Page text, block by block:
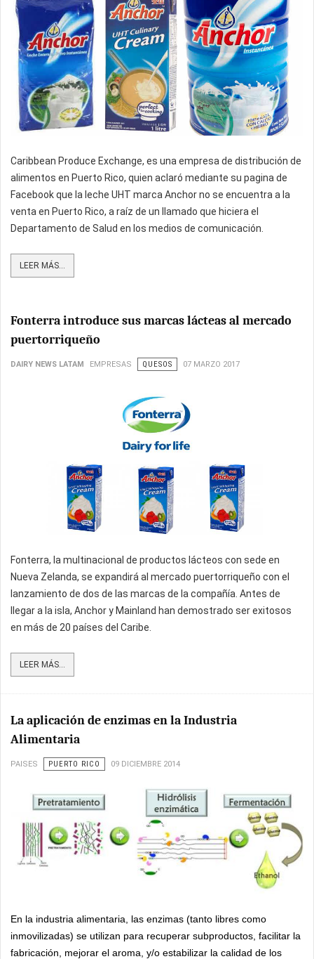
Caribbean Produce Exchange, es una empresa de distribución de
alimentos en Puerto Rico, quien aclaró mediante su pagina de
Facebook que la leche UHT marca Anchor no se encuentra a la
venta en Puerto Rico, a raíz de un llamado que hiciera el
Departamento de Salud en los medios de comunicación.
LEER MÁS...
Fonterra introduce sus marcas lácteas al mercado
puertorriqueño
DAIRY NEWS LATAM EMPRESAS QUESOS 07 MARZO 2017
Fonterra, la multinacional de productos lácteos con sede en
Nueva Zelanda, se expandirá al mercado puertorriqueño con el
lanzamiento de dos de las marcas de la compañía. Antes de
llegar a la isla, Anchor y Mainland han demostrado ser exitosos
en más de 20 países del Caribe.
LEER MÁS...
La aplicación de enzimas en la Industria
Alimentaria
PAISES PUERTO RICO 09 DICIEMBRE 2014
En la industria alimentaria, las enzimas (tanto libres como
inmovilizadas) se utilizan para recuperar subproductos, facilitar la
fabricación, mejorar el aroma, y/o estabilizar la calidad de los